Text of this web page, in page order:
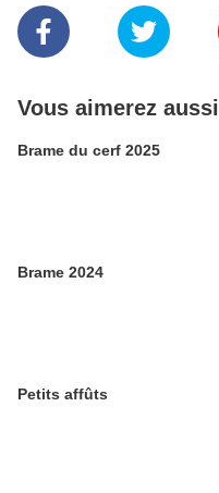
Vous aimerez aussi
Brame du cerf 2025
Brame 2024
Petits affûts